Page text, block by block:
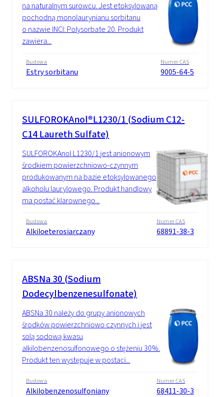
na naturalnym surowcu. Jest etoksylowaną
pochodną monolaurynianu sorbitanu
o nazwie INCI: Polysorbate 20. Produkt
zawiera...
Budowa
Estry sorbitanu
Numer CAS
9005-64-5
SULFOROKAnol®L1230/1 (Sodium C12-
C14 Laureth Sulfate)
SULFOROKAnol L1230/1 jest anionowym
środkiem powierzchniowo-czynnym
produkowanym na bazie etoksylowanego
alkoholu laurylowego. Produkt handlowy
ma postać klarownego...
Budowa
Alkiloeterosiarczany
Numer CAS
68891-38-3
ABSNa 30 (Sodium
Dodecylbenzenesulfonate)
ABSNa 30 należy do grupy anionowych
środków powierzchniowo czynnych i jest
solą sodową kwasu
alkilobenzenosulfonowego o stężeniu 30%.
Produkt ten występuje w postaci...
Budowa
Alkilobenzenosulfoniany
Numer CAS
68411-30-3